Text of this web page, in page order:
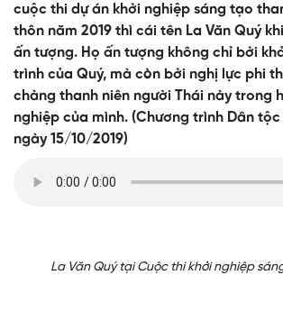
cuộc thi dự án khởi nghiệp sáng tạo
thôn năm 2019 thì cái tên La Văn Quý
ấn tượng. Họ ấn tượng không chỉ bởi
trình của Quý, mà còn bởi nghị lực phi
chàng thanh niên người Thái này trong
nghiệp của mình. (Chương trình Dân
ngày 15/10/2019)
La Văn Quý tại Cuộc thi khởi nghiệp